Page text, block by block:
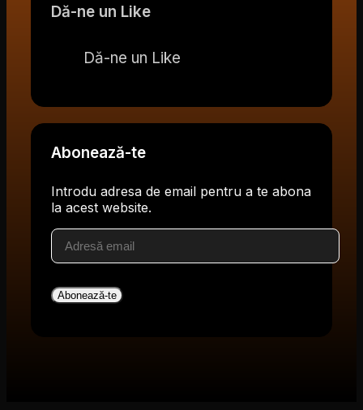
Dă-ne un Like
Dă-ne un Like
Abonează-te
Introdu adresa de email pentru a te abona
la acest website.
Adresă
email
Abonează-te